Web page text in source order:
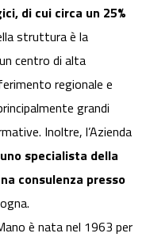
di cui circa un 25%
struttura è la
centro di alta
regionale e
grandi
Inoltre, l’Azienda
uno specialista della
consulenza presso
è nata nel 1963 per